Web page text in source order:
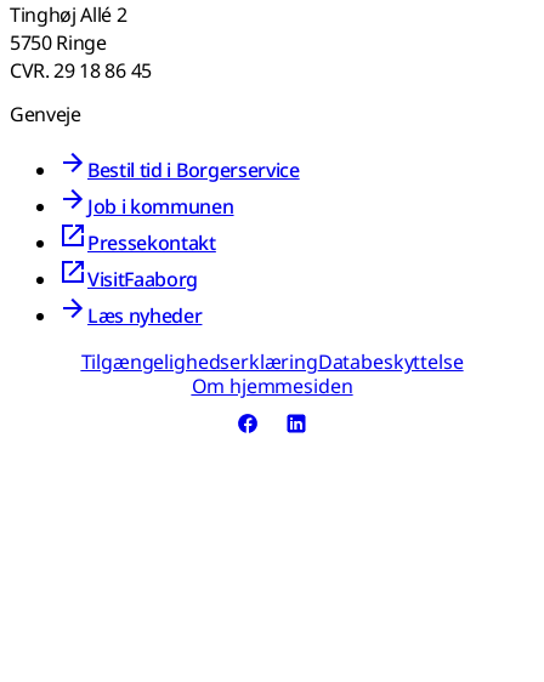
Tinghøj Allé 2
5750 Ringe
CVR. 29 18 86 45
Genveje
Bestil tid i Borgerservice
Job i kommunen
Pressekontakt
VisitFaaborg
Læs nyheder
TilgængelighedserklæringDatabeskyttelse
Om hjemmesiden